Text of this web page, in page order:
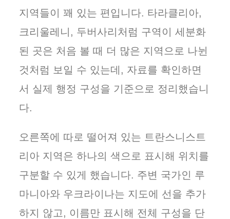
지역들이 꽤 있는 편입니다. 타라클리아,
크리울레니, 두버사리처럼 구역이 세분화
된 곳은 처음 볼 때 더 많은 지역으로 나뉜
것처럼 보일 수 있는데, 자료를 확인하면
서 실제 행정 구성을 기준으로 정리했습니
다.
오른쪽에 따로 떨어져 있는 트란스니스트
리아 지역은 하나의 색으로 표시해 위치를
구분할 수 있게 했습니다. 주변 국가인 루
마니아와 우크라이나는 지도에 선을 추가
하지 않고, 이름만 표시해 전체 구성을 단